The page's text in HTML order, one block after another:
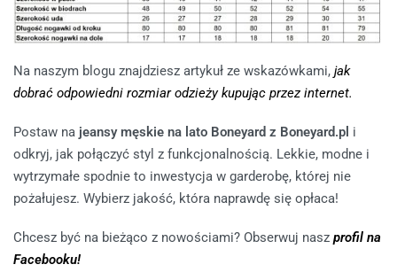
Na naszym blogu znajdziesz artykuł ze wskazówkami, jak
dobrać odpowiedni rozmiar odzieży kupując przez internet.
Postaw na jeansy męskie na lato Boneyard z Boneyard.pl i
odkryj, jak połączyć styl z funkcjonalnością. Lekkie, modne i
wytrzymałe spodnie to inwestycja w garderobę, której nie
pożałujesz. Wybierz jakość, która naprawdę się opłaca!
Chcesz być na bieżąco z nowościami? Obserwuj nasz profil na
Facebooku!